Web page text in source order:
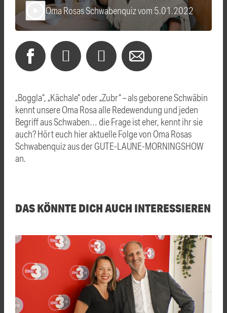
Oma Rosas Schwabenquiz vom 5.01.2022
„Boggla“, „Kächale“ oder „Zubr“ – als geborene Schwäbin
kennt unsere Oma Rosa alle Redewendung und jeden
Begriff aus Schwaben… die Frage ist eher, kennt ihr sie
auch? Hört euch hier aktuelle Folge von Oma Rosas
Schwabenquiz aus der GUTE-LAUNE-MORNINGSHOW
an.
DAS KÖNNTE DICH AUCH INTERESSIEREN